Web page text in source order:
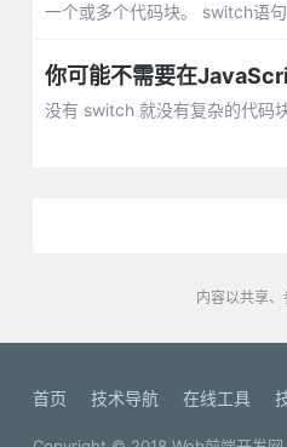
一个或多个代码块。 switch语
你可能不需要在
没有 switch 就没有复杂的代码
内容以共享
首页 技术导航 在线工具